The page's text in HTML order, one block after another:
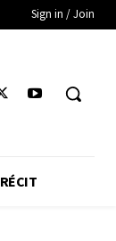
Sign in / Join
RÉCIT